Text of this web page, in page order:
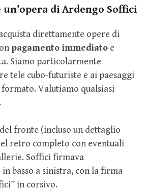
un’opera di Ardengo Soffici
direttamente opere di
pagamento immediato e
Siamo particolarmente
tele cubo-futuriste e ai paesaggi
Valutiamo qualsiasi
fronte (incluso un dettaglio
retro completo con eventuali
Soffici firmava
basso a sinistra, con la firma
in corsivo.